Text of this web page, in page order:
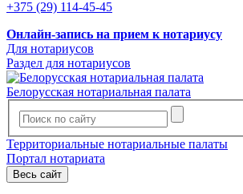
+375 (29) 114-45-45
Онлайн-запись на прием к нотариусу
Для нотариусов
Раздел для нотариусов
Белорусская нотариальная палата
Территориальные нотариальные палаты
Портал нотариата
Весь сайт